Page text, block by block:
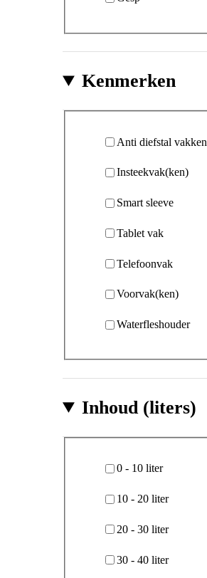
Kenmerken
Anti diefstal vakken
Insteekvak(ken)
Smart sleeve
Tablet vak
Telefoonvak
Voorvak(ken)
Waterfleshouder
Inhoud (liters)
0 - 10 liter
10 - 20 liter
20 - 30 liter
30 - 40 liter